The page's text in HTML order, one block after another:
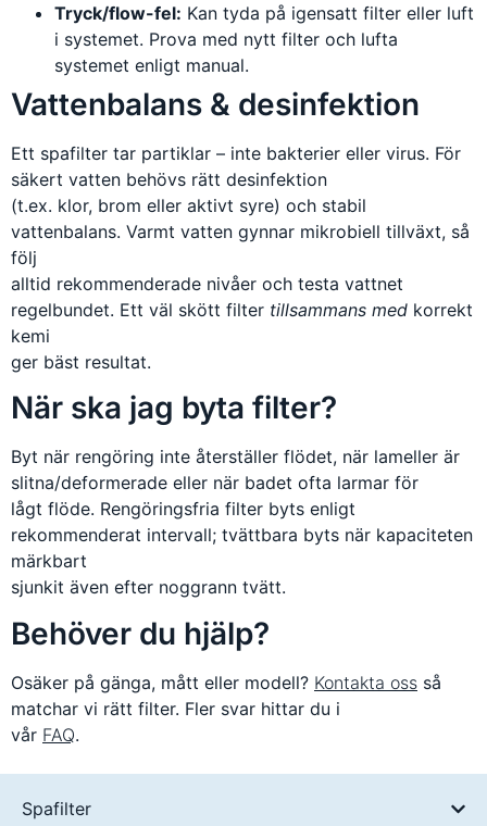
Tryck/flow-fel: Kan tyda på igensatt filter eller luft
i systemet. Prova med nytt filter och lufta
systemet enligt manual.
Vattenbalans & desinfektion
Ett spafilter tar partiklar – inte bakterier eller virus. För
säkert vatten behövs rätt desinfektion
(t.ex. klor, brom eller aktivt syre) och stabil
vattenbalans. Varmt vatten gynnar mikrobiell tillväxt, så
följ
alltid rekommenderade nivåer och testa vattnet
regelbundet. Ett väl skött filter tillsammans med korrekt
kemi
ger bäst resultat.
När ska jag byta filter?
Byt när rengöring inte återställer flödet, när lameller är
slitna/deformerade eller när badet ofta larmar för
lågt flöde. Rengöringsfria filter byts enligt
rekommenderat intervall; tvättbara byts när kapaciteten
märkbart
sjunkit även efter noggrann tvätt.
Behöver du hjälp?
Osäker på gänga, mått eller modell? Kontakta oss så
matchar vi rätt filter. Fler svar hittar du i
vår FAQ.
Spafilter